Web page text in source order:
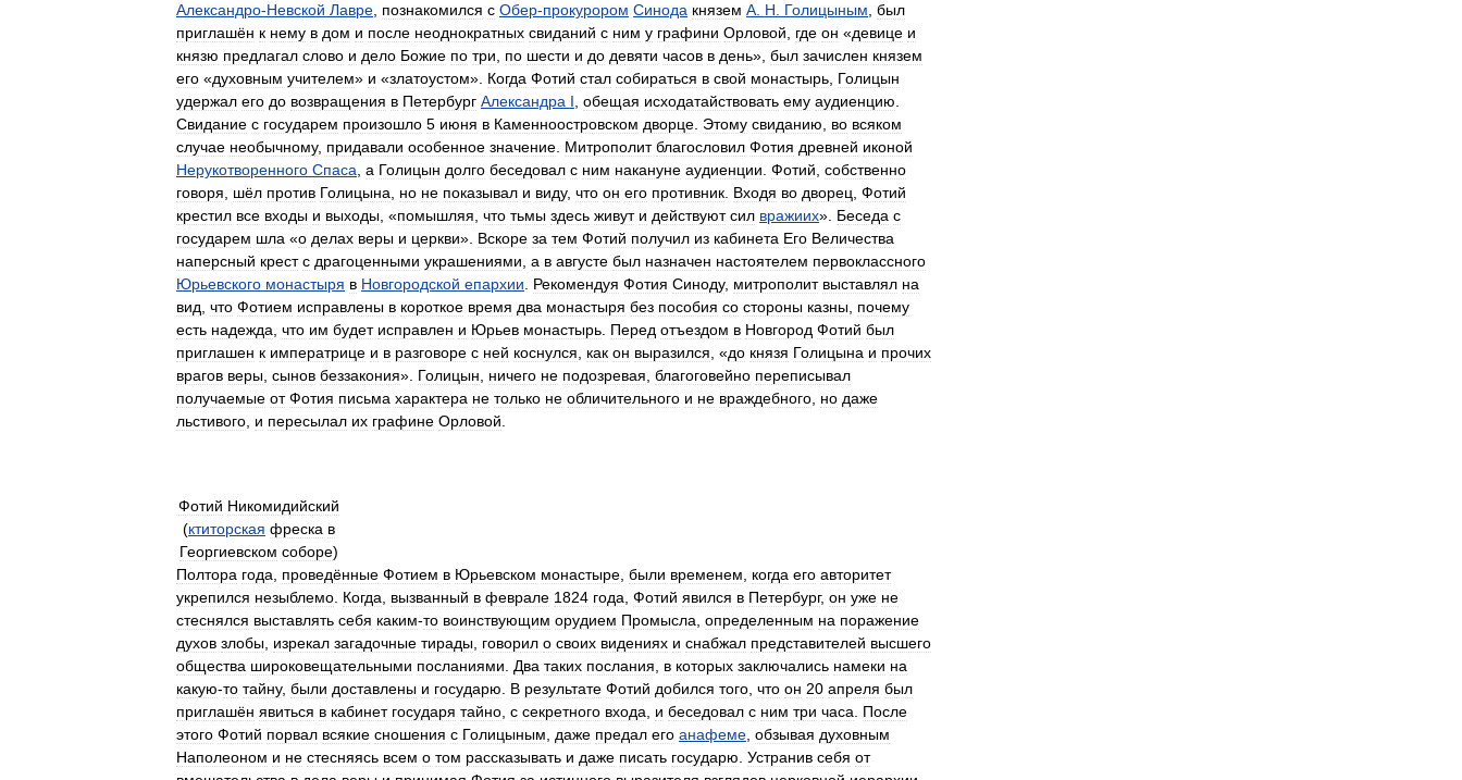
Александро-Невской Лавре познакомился с Обер-прокурором Синода князем А Н Голицыным был
приглашён к нему в дом и после неоднократных свиданий с ним у графини Орловой где он «девице и
князю предлагал слово и дело Божие по три по шести и до девяти часов в день», был зачислен князем
его «духовным учителем» и «златоустом». Когда Фотий стал собираться в свой монастырь Голицын
удержал его до возвращения в Петербург Александра I обещая исходатайствовать ему аудиенцию
Свидание с государем произошло 5 июня в Каменноостровском дворце Этому свиданию во всяком
случае необычному, придавали особенное значение Митрополит благословил Фотия древней иконой
Нерукотворенного Спаса а Голицын долго беседовал с ним накануне аудиенции Фотий собственно
говоря
шёл против Голицына но не показывал и виду, что он его противник Входя во дворец Фотий
крестил все входы и выходы , «помышляя что тьмы здесь живут и действуют сил вражиих». Беседа с
государем шла «о делах веры и церкви». Вскоре за тем Фотий получил из кабинета Его Величества
наперсный крест с драгоценными украшениями а в августе был назначен настоятелем первоклассного
Юрьевского монастыря в Новгородской епархии Рекомендуя Фотия Синоду, митрополит выставлял на
вид что Фотием исправлены в короткое время два монастыря без пособия со стороны казны почему
есть надежда что им будет исправлен и Юрьев монастырь Перед отъездом в Новгород Фотий был
приглашен к императрице и в разговоре с ней коснулся как он выразился , «до князя Голицына и прочих
врагов веры сынов беззакония». Голицын ничего не подозревая благоговейно переписывал
получаемые от Фотия письма характера не только не обличительного и не враждебного но даже
льстивого и пересылал их графине Орловой
Фотий Никомидийский
(ктиторская фреска в
Георгиевском соборе)
Полтора года проведённые Фотием в Юрьевском монастыре были временем когда его авторитет
укрепился незыблемо Когда вызванный в феврале 1824 года Фотий явился в Петербург, он уже не
стеснялся выставлять себя каким-то воинствующим орудием Промысла определенным на поражение
духов злобы изрекал загадочные тирады говорил о своих видениях и снабжал представителей высшего
общества широковещательными посланиями Два таких послания в которых заключались намеки на
какую-то тайну, были доставлены и государю В результате Фотий добился того что он 20 апреля был
приглашён явиться в кабинет государя тайно с секретного входа и беседовал с ним три часа
После
этого Фотий порвал всякие сношения с Голицыным даже предал его анафеме обзывая духовным
Наполеоном и не стесняясь всем о том рассказывать и даже писать государю Устранив себя от